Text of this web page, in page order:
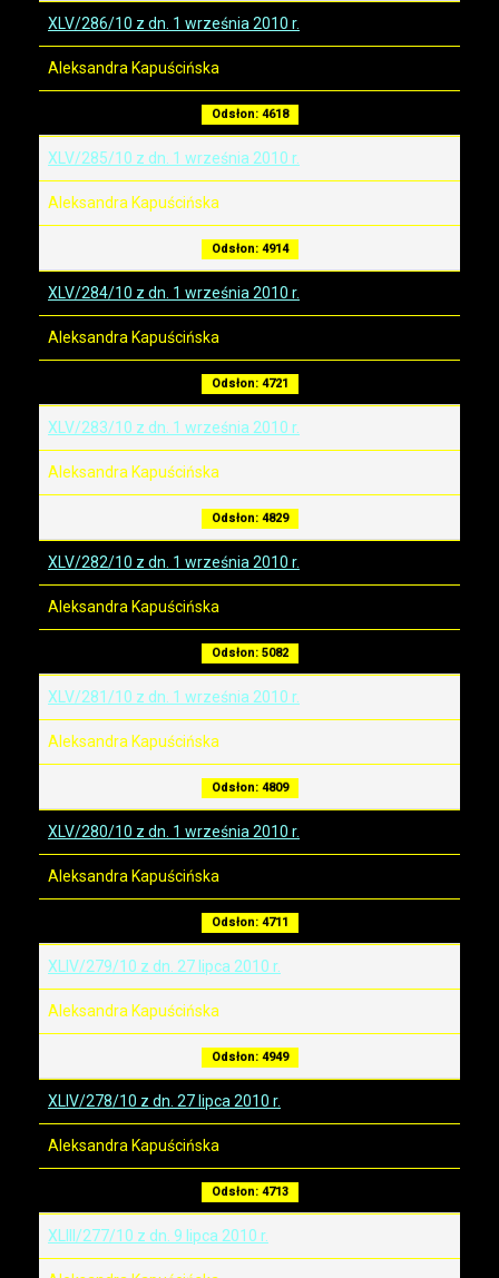
XLV/286/10 z dn. 1 września 2010 r.
Aleksandra Kapuścińska
Odsłon: 4618
XLV/285/10 z dn. 1 września 2010 r.
Aleksandra Kapuścińska
Odsłon: 4914
XLV/284/10 z dn. 1 września 2010 r.
Aleksandra Kapuścińska
Odsłon: 4721
XLV/283/10 z dn. 1 września 2010 r.
Aleksandra Kapuścińska
Odsłon: 4829
XLV/282/10 z dn. 1 września 2010 r.
Aleksandra Kapuścińska
Odsłon: 5082
XLV/281/10 z dn. 1 września 2010 r.
Aleksandra Kapuścińska
Odsłon: 4809
XLV/280/10 z dn. 1 września 2010 r.
Aleksandra Kapuścińska
Odsłon: 4711
XLIV/279/10 z dn. 27 lipca 2010 r.
Aleksandra Kapuścińska
Odsłon: 4949
XLIV/278/10 z dn. 27 lipca 2010 r.
Aleksandra Kapuścińska
Odsłon: 4713
XLIII/277/10 z dn. 9 lipca 2010 r.